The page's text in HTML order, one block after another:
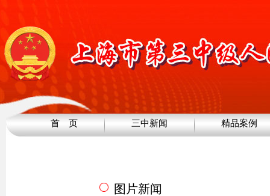
首 页 三中新闻 精品案例
图片新闻